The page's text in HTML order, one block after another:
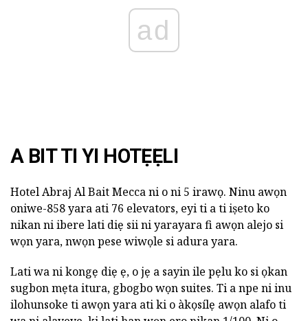
ad
A BIT TI YI HOTẸẸLI
Hotel Abraj Al Bait Mecca ni o ni 5 irawọ. Ninu awọn
oniwe-858 yara ati 76 elevators, eyi ti a ti iṣeto ko
nikan ni ibere lati diẹ sii ni yarayara fi awọn alejo si
wọn yara, nwọn pese wiwọle si adura yara.
Lati wa ni kongẹ diẹ ẹ, o jẹ a sayin ile pẹlu ko si ọkan
sugbon mẹta itura, gbogbo wọn suites. Ti a npe ni inu
ilohunsoke ti awọn yara ati ki o àkọsílẹ awọn alafo ti